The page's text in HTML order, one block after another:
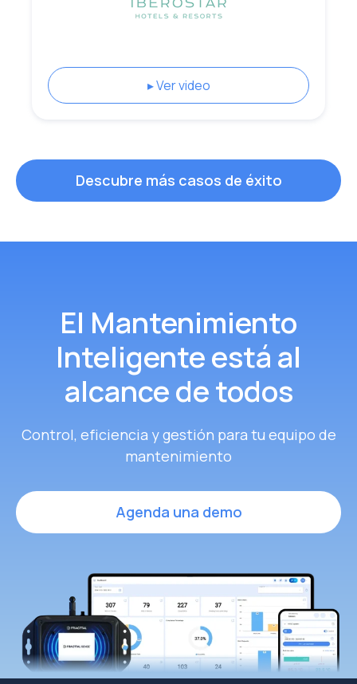
▸ Ver video
Descubre más casos de éxito
El Mantenimiento
Inteligenteestá al
alcance de todos
Control, eficiencia y gestión para tu equipo de
mantenimiento
Agenda una demo